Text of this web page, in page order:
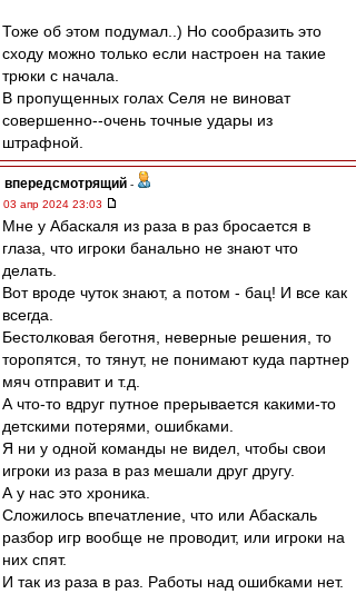
Тоже об этом подумал..) Но сообразить это
сходу можно только если настроен на такие
трюки с начала.
В пропущенных голах Селя не виноват
совершенно--очень точные удары из
штрафной.
впередсмотрящий -
03 апр 2024 23:03
Мне у Абаскаля из раза в раз бросается в
глаза, что игроки банально не знают что
делать.
Вот вроде чуток знают, а потом - бац! И все как
всегда.
Бестолковая беготня, неверные решения, то
торопятся, то тянут, не понимают куда партнер
мяч отправит и т.д.
А что-то вдруг путное прерывается какими-то
детскими потерями, ошибками.
Я ни у одной команды не видел, чтобы свои
игроки из раза в раз мешали друг другу.
А у нас это хроника.
Сложилось впечатление, что или Абаскаль
разбор игр вообще не проводит, или игроки на
них спят.
И так из раза в раз. Работы над ошибками нет.